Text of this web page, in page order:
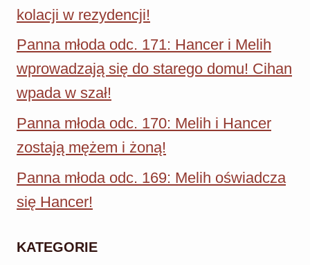
kolacji w rezydencji!
Panna młoda odc. 171: Hancer i Melih
wprowadzają się do starego domu! Cihan
wpada w szał!
Panna młoda odc. 170: Melih i Hancer
zostają mężem i żoną!
Panna młoda odc. 169: Melih oświadcza
się Hancer!
KATEGORIE